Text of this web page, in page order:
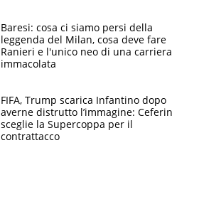
Baresi: cosa ci siamo persi della
leggenda del Milan, cosa deve fare
Ranieri e l'unico neo di una carriera
immacolata
FIFA, Trump scarica Infantino dopo
averne distrutto l’immagine: Ceferin
sceglie la Supercoppa per il
contrattacco